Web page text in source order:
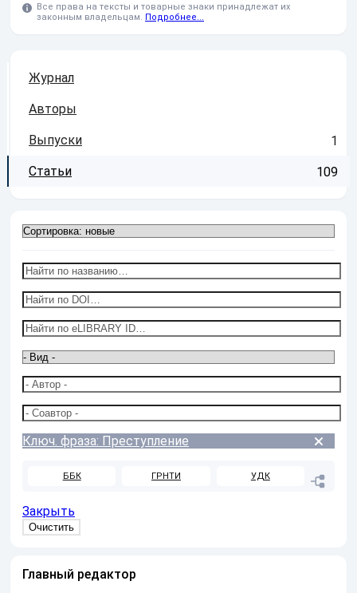
Все права на тексты и товарные знаки принадлежат их
законным владельцам. Подробнее...
Журнал
Авторы
Выпуски 1
Статьи 109
Ключ. фраза: Преступление
ББК ГРНТИ УДК
Закрыть
Главный редактор